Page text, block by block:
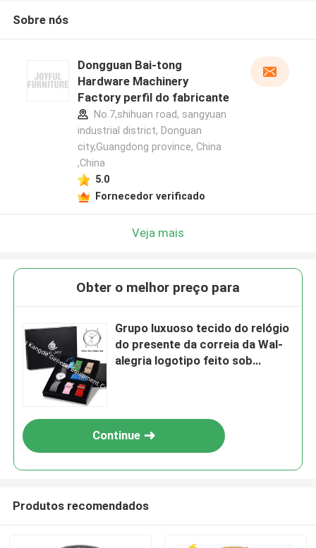
Sobre nós
Dongguan Bai-tong
Hardware Machinery
Factory perfil do fabricante
No.7,shihuan road, sangyuan
industrial district, Donguan
city,Guangdong province, China
,China
5.0
Fornecedor verificado
Veja mais
Obter o melhor preço para
Grupo luxuoso tecido do relógio
do presente da correia da Wal-
alegria logotipo feito sob
desenhistas das mulheres da
menina
Continue
Produtos recomendados